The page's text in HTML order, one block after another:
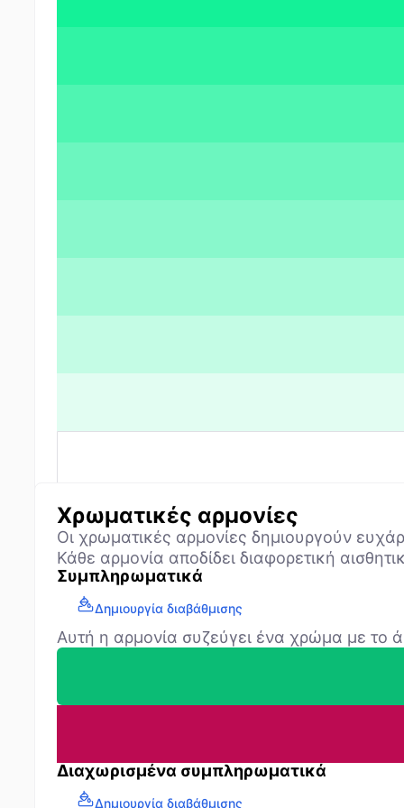
Χρωματικές αρμονίες
Οι χρωματικές αρμονίες δημιουργούν
Κάθε αρμονία αποδίδει διαφορετική
Συμπληρωματικά
Δημιουργία διαβάθμισης
Αυτή η αρμονία συζεύγει ένα χρώμα με το
Διαχωρισμένα συμπληρωματικά
Δημιουργία διαβάθμισης